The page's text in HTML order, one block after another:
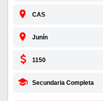
CAS
Junín
1150
Secundaria Completa